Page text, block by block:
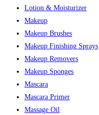
Lotion & Moisturizer
Makeup
Makeup Brushes
Makeup Finishing Sprays
Makeup Removers
Makeup Sponges
Mascara
Mascara Primer
Massage Oil